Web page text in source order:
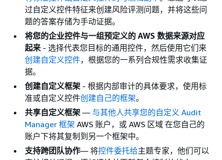
过自定义控件特征来创建风险评测问题，并将这些问
题的答案存储为手动证据。
将您的企业控件与一组预定义的 AWS 数据来源对应
起来 - 选择代表您目标的通用控件，然后使用它们来
创建自定义控件，根据您的一系列合规性需求收集证
据。
创建自定义框架 - 根据内部审计的具体要求，使用标
准或自定义控件创建自己的框架。
共享自定义框架 — 与其他人共享您的自定义 Audit
Manager 框架 AWS 账户，或 AWS 区域 在您自己的
账户下将其复制到另一个框架中。
支持跨团队协作— 将控件委托给主题专家，他们可以